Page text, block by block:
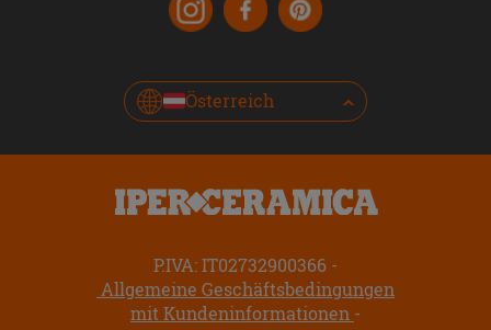
Österreich
P.IVA: IT02732900366
Allgemeine Geschäftsbedingungen
mit Kundeninformationen